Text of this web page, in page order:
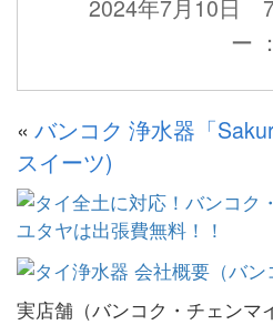
2024年7月10日
ー
« バンコク 浄水器「
スイーツ)
実店舗（バンコク・チェンマ